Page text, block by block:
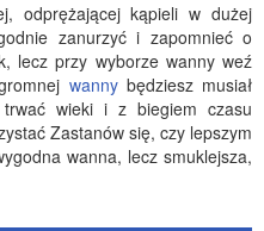
odprężającej kąpieli w dużej
zanurzyć i zapomnieć o
lecz przy wyborze wanny weź
wannybędziesz musiał
wieki i z biegiem czasu
Zastanów się, czy lepszym
wanna, lecz smuklejsza,